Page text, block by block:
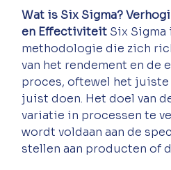
Wat is Six Sigma?
en Effectiviteit Six Sigma
methodologie die zich
van het rendement en de
proces, oftewel het juiste
juist doen. Het doel van
variatie in processen te
wordt voldaan aan de
stellen aan producten of